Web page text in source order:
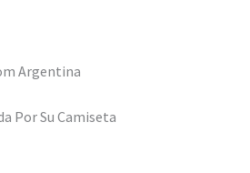
Argentina
Por Su Camiseta